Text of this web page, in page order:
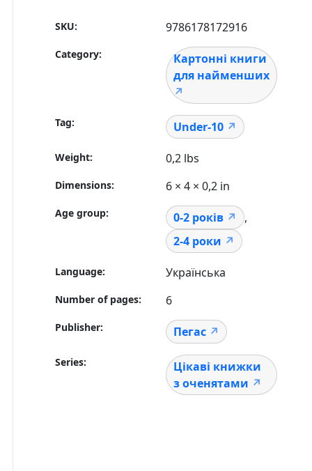
SKU: 9786178172916
Category:
Картонні книги
для найменших
Tag: Under-10
Weight 0,2 lbs
Dimensions 6 × 4 × 0,2 in
Age group 0-2 років
,
2-4 роки
Language Українська
Number of pages 6
Publisher Пегас
Series
Цікаві книжки
з оченятами